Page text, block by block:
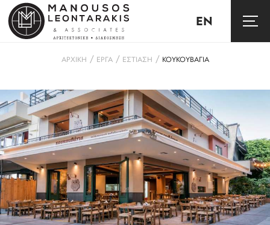
EN
ΑΡΧΙΚΗ / ΕΡΓΑ / ΕΣΤΙΑΣΗ / ΚΟΥΚΟΥΒΑΓΙΑ